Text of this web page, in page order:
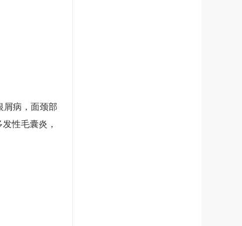
屑病，面颈部
性毛囊炎，